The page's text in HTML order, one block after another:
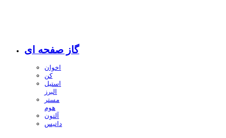
گاز صفحه ای
اخوان
کن
استیل
البرز
مستر
هوم
آلتون
داتیس